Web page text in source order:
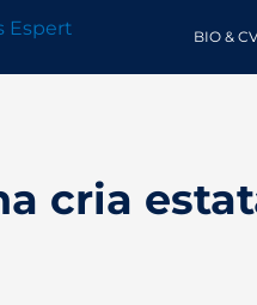
BIO & CV
cria